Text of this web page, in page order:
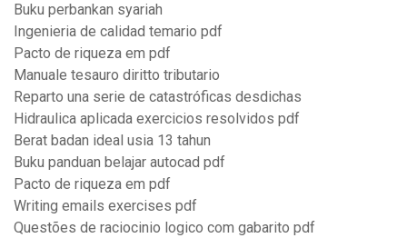
Buku perbankan syariah
Ingenieria de calidad temario pdf
Pacto de riqueza em pdf
Manuale tesauro diritto tributario
Reparto una serie de catastróficas desdichas
Hidraulica aplicada exercicios resolvidos pdf
Berat badan ideal usia 13 tahun
Buku panduan belajar autocad pdf
Pacto de riqueza em pdf
Writing emails exercises pdf
Questões de raciocinio logico com gabarito pdf